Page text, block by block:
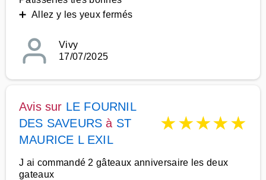
➕ Allez y les yeux fermés
Vivy
17/07/2025
Avis sur LE FOURNIL
DES SAVEURS à ST
MAURICE L EXIL
★★★★★
J ai commandé 2 gâteaux anniversaire les deux
gateaux